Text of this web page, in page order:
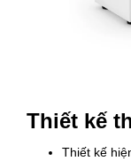
Thiết kế
Thiết kế